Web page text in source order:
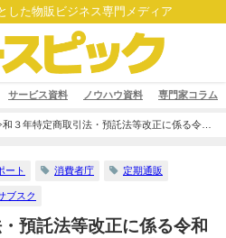
した物販ビジネス専門メディア
サービス資料 ノウハウ資料 専門家コラム
和３年特定商取引法・預託法等改正に係る令和
ート 消費者庁 定期通販
ブスク
預託法等改正に係る令和